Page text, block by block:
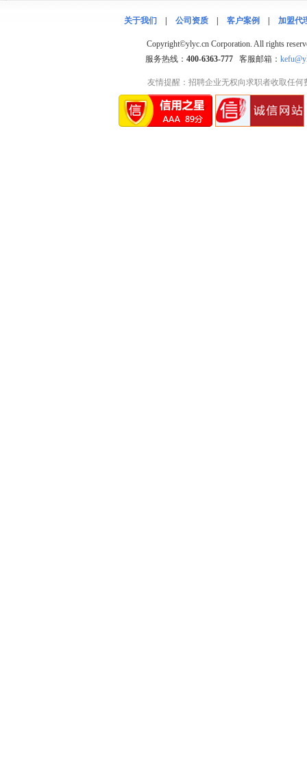
关于我们 公司资质 客户案例 加盟代
Copyright©ylyc.cn Corporation. All rights
服务热线： 400-6363-777 客服邮箱：
友情提醒：招聘企业无权向求职者收取任